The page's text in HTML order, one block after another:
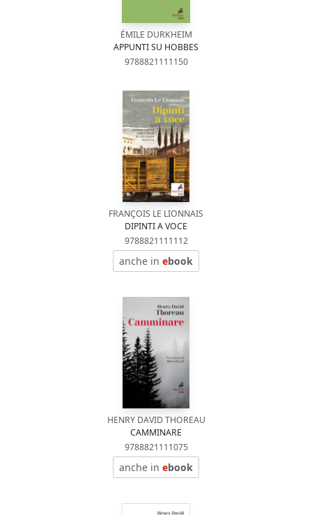
ÉMILE DURKHEIM
APPUNTI SU HOBBES
9788821111150
FRANÇOIS LE LIONNAIS
DIPINTI A VOCE
9788821111112
anche in ebook
HENRY DAVID THOREAU
CAMMINARE
9788821111075
anche in ebook